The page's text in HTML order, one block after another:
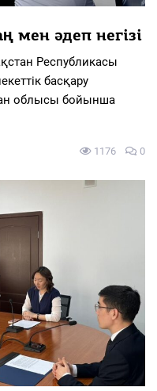
мен әдеп негізі
Республикасы
басқару
облысы бойынша
1176 0